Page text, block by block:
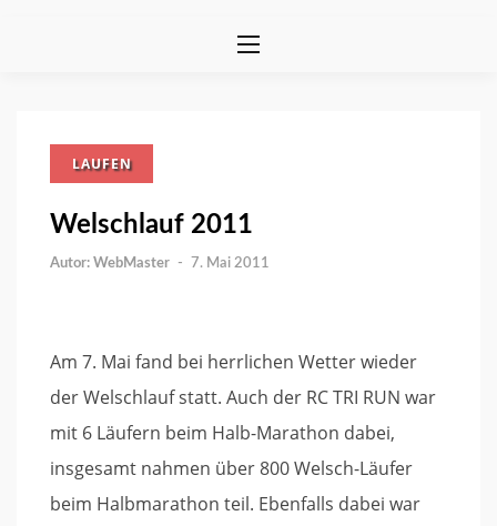
LAUFEN
Welschlauf 2011
WebMaster - 7. Mai 2011
Am 7. Mai fand bei herrlichen Wetter wieder
der Welschlauf statt. Auch der RC TRI RUN war
mit 6 Läufern beim Halb-Marathon dabei,
insgesamt nahmen über 800 Welsch-Läufer
beim Halbmarathon teil. Ebenfalls dabei war